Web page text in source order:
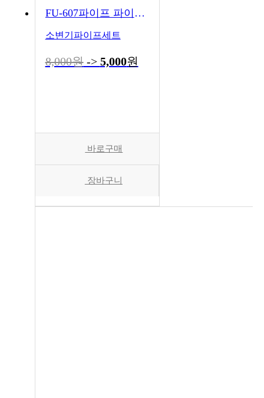
FU-607파이프 파이프 곡관
소변기파이프세트
8,000원-> 5,000원
바로구매
장바구니